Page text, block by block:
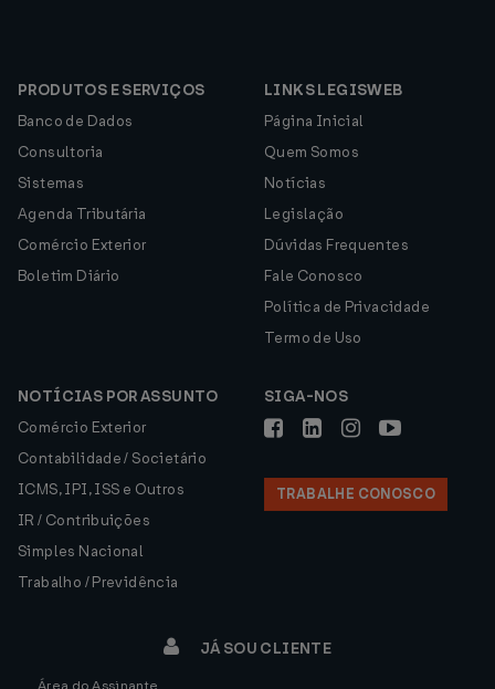
PRODUTOS E SERVIÇOS
Banco de Dados
Consultoria
Sistemas
Agenda Tributária
Comércio Exterior
Boletim Diário
LINKS LEGISWEB
Página Inicial
Quem Somos
Notícias
Legislação
Dúvidas Frequentes
Fale Conosco
Política de Privacidade
Termo de Uso
NOTÍCIAS POR ASSUNTO
Comércio Exterior
Contabilidade / Societário
ICMS, IPI, ISS e Outros
IR / Contribuições
Simples Nacional
Trabalho / Previdência
SIGA-NOS
TRABALHE CONOSCO
JÁ SOU CLIENTE